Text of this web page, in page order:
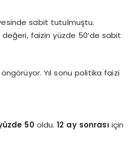
sabit tutulmuştu.
faizin yüzde 50’de sabit
öngörüyor. Yıl sonu politika faizi
50oldu.12 ay sonrasıiçin